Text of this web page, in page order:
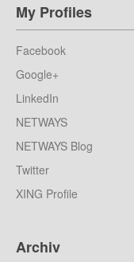
My Profiles
Facebook
Google+
LinkedIn
NETWAYS
NETWAYS Blog
Twitter
XING Profile
Archiv